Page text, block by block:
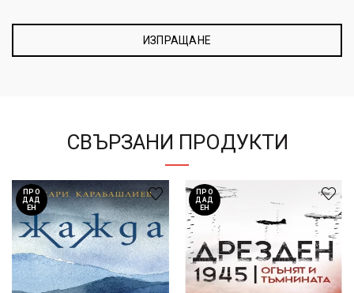
СВЪРЗАНИ ПРОДУКТИ
ПРО
ДАД
ЕН
ПРО
ДАД
ЕН